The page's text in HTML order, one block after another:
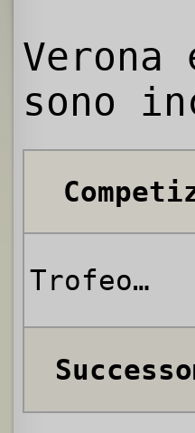
Verona
sono
Trofeo Anglo-Italiano